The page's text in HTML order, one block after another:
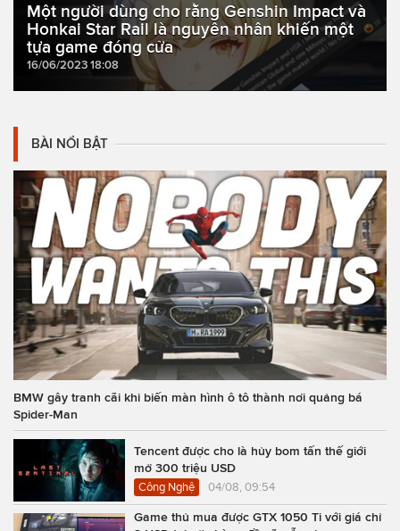
Một người dùng cho rằng Genshin Impact và
Honkai Star Rail là nguyên nhân khiến một
tựa game đóng cửa
16/06/2023 18:08
BÀI NỔI BẬT
BMW gây tranh cãi khi biến màn hình ô tô thành nơi quảng bá
Spider-Man
Tencent được cho là hủy bom tấn thế giới
mở 300 triệu USD
Công Nghệ 04/08, 09:54
Game thủ mua được GTX 1050 Ti với giá chỉ